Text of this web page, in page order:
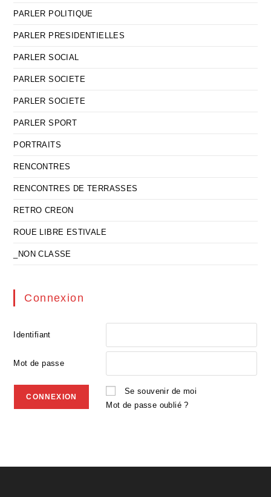
PARLER POLITIQUE
PARLER PRESIDENTIELLES
PARLER SOCIAL
PARLER SOCIETE
PARLER SOCIETE
PARLER SPORT
PORTRAITS
RENCONTRES
RENCONTRES DE TERRASSES
RETRO CREON
ROUE LIBRE ESTIVALE
_NON CLASSE
Connexion
Identifiant
Mot de passe
Se souvenir de moi
Mot de passe oublié ?